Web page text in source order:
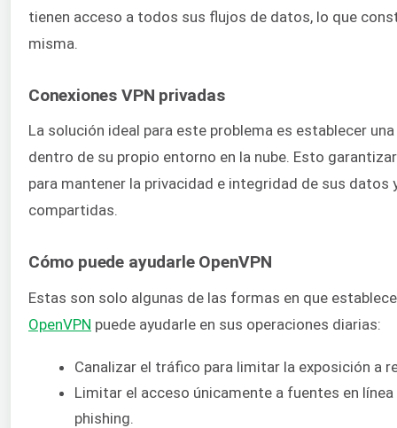
tienen acceso a todos sus flujos de datos, lo que
misma.
Conexiones VPN privadas
La solución ideal para este problema es establecer una
dentro de su propio entorno en la nube. Esto
para mantener la privacidad e integridad de sus datos
compartidas.
Cómo puede ayudarle OpenVPN
Estas son solo algunas de las formas en que
OpenVPN puede ayudarle en sus operaciones diarias:
Canalizar el tráfico para limitar la exposición a
Limitar el acceso únicamente a fuentes en
phishing.